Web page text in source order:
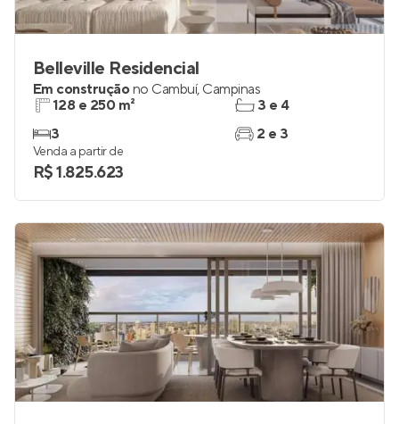
Belleville Residencial
Em construçãono Cambuí, Campinas
128 e 250 m²
3
3 e 4
2 e 3
Venda a partir de
R$ 1.825.623